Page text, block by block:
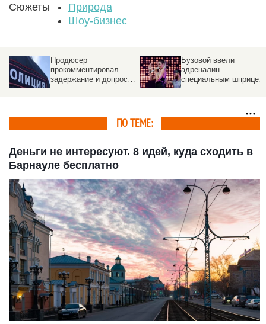
Сюжеты
Природа
Шоу-бизнес
Бузовой ввели
адреналин
специальным шприцем
Разразился матерный
скандал на премии
звезд шансона
ПО ТЕМЕ:
Деньги не интересуют. 8 идей, куда сходить в
Барнауле бесплатно